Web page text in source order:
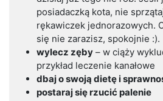
posiadaczką kota, nie
rękawiczek jednorazowych.
się nie zarazisz, spokojnie :).
wylecz zęby – w ciąży
przykład leczenie kanałowe
dbaj o swoją dietę i
postaraj się rzucić palenie